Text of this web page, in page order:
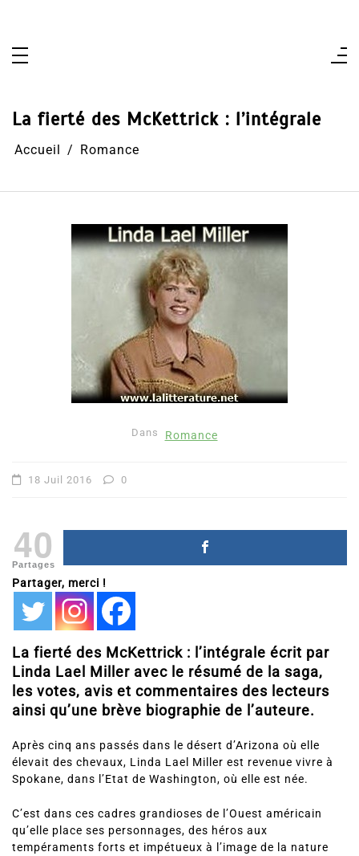
La fierté des McKettrick : l’intégrale
Accueil Romance
Dans Romance
18 Juil 2016 0
40
Partages
Partager, merci !
La fierté des McKettrick : l’intégrale écrit par
Linda Lael Miller avec le résumé de la saga,
les votes, avis et commentaires des lecteurs
ainsi qu’une brève biographie de l’auteure.
Après cinq ans passés dans le désert d’Arizona où elle
élevait des chevaux, Linda Lael Miller est revenue vivre à
Spokane, dans l’Etat de Washington, où elle est née.
C’est dans ces cadres grandioses de l’Ouest américain
qu’elle place ses personnages, des héros aux
tempéraments forts et impétueux à l’image de la nature